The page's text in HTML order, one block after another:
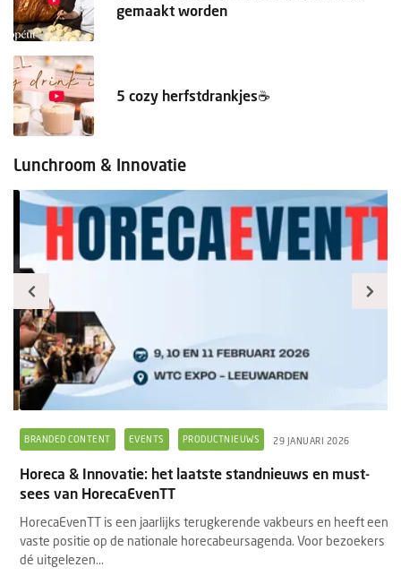
gemaakt worden
5 cozy herfstdrankjes☕️
Lunchroom & Innovatie
BRANDED CONTENT EVENTS PRODUCTNIEUWS 29 JANUARI 2026
Horeca & Innovatie: het laatste standnieuws en must-
sees van HorecaEvenTT
HorecaEvenTT is een jaarlijks terugkerende vakbeurs en heeft een
vaste positie op de nationale horecabeursagenda. Voor bezoekers
dé uitgelezen...